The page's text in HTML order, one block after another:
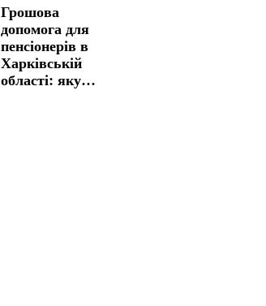
для отримання
виплат
Грошова
допомога для
пенсіонерів в
Харківській
області: яку